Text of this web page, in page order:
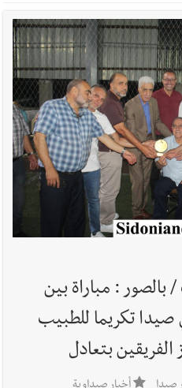
العماد رودولف هيكل شدد
خلال استقباله قائد القوة المشتركة الألمانية اللواء Alexander
والحرارة ضمن معدلاتها
دولة؟... كيف نحمي لبنان؟
راتب النائب من 3 آلاف إلى 5 آلاف دولار شهرياً...
: مباراة بين
صيدا تكريما للطبيب
الفريقين بتعادل